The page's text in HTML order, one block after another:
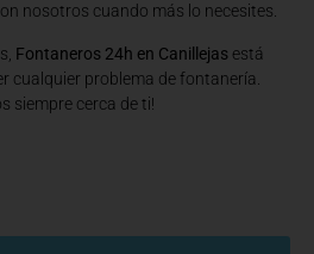
nosotros cuando más lo necesites.
Fontaneros 24h en Canillejasestá
cualquier problema de fontanería.
siempre cerca de ti!